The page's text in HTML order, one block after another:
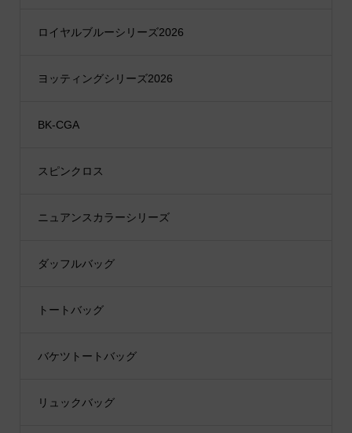
ロイヤルブルーシリーズ2026
ヨッティングシリーズ2026
BK-CGA
スピンクロス
ニュアンスカラーシリーズ
ダッフルバッグ
トートバッグ
バケツトートバッグ
リュックバッグ